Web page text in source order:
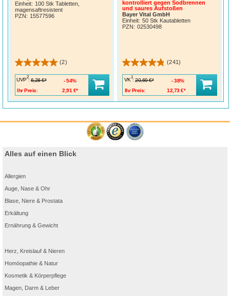
Einheit: 100 Stk Tabletten,
magensaftresistent
PZN: 15577596
(2)
UVP
2
: 6,28 €*
Ihr Preis:
2,91 €*
54%
kontrolliert gegen Sodbrennen
und saures Aufstoßen
Bayer Vital GmbH
Einheit: 50 Stk Kautabletten
PZN: 02530498
(241)
VK
1
: 20,69 €*
Ihr Preis:
12,73 €*
38%
Alles auf einen Blick
Allergien
Auge, Nase & Ohr
Blase, Niere & Prostata
Erkältung
Ernährung & Gewicht
Herz, Kreislauf & Nieren
Homöopathie & Natur
Kosmetik & Körperpflege
Magen, Darm & Leber